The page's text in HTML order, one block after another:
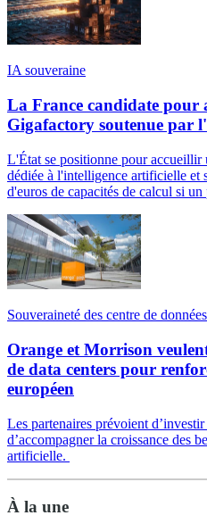
IA souveraine
La France candidate pour
Gigafactory soutenue par
L'État se positionne pour accueillir
dédiée à l'intelligence artificielle et
d'euros de capacités de calcul si
Souveraineté des centre de données
Orange et Morrison
de data centers pour
européen
Les partenaires prévoient
d’accompagner la croissance des
artificielle.
À la une